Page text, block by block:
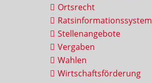
Ortsrecht
Ratsinformationssystem
Stellenangebote
Vergaben
Wahlen
Wirtschaftsförderung